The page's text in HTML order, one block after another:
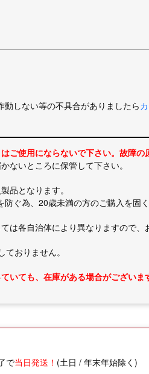
しない等の不具合がありましたら
ご使用にならないで下さい。故障の
ないところに保管して下さい。
品となります。
防ぐ為、20歳未満の方のご購入を固
は各自治体により異なりますので
おりません。
いても、在庫がある場合がございま
で当日発送！ (土日 / 年末年始除く)